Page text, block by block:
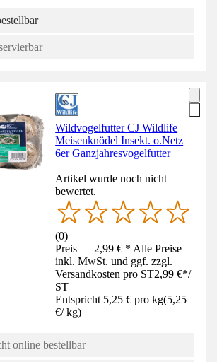
Wildvogelfutter CJ Wildlife
Meisenknödel Insekt. o.Netz
6er Ganzjahresvogelfutter
Artikel wurde noch nicht
bewertet.
(0)
Preis — 2,99 € * Alle Preise
inkl. MwSt. und ggf. zzgl.
Versandkosten pro ST2,99 €*/
ST
Entspricht 5,25 € pro kg(5,25
€/ kg)
online bestellbar